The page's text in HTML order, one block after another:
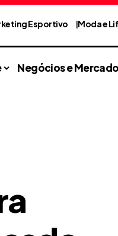
Esportivo Moda e
Negócios e Mercado